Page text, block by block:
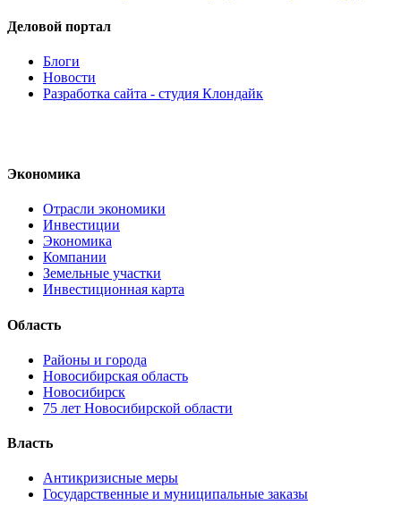
Деловой портал
Блоги
Новости
Разработка сайта - студия Клондайк
Экономика
Отрасли экономики
Инвестиции
Экономика
Компании
Земельные участки
Инвестиционная карта
Область
Районы и города
Новосибирская область
Новосибирск
75 лет Новосибирской области
Власть
Антикризисные меры
Государственные и муниципальные заказы